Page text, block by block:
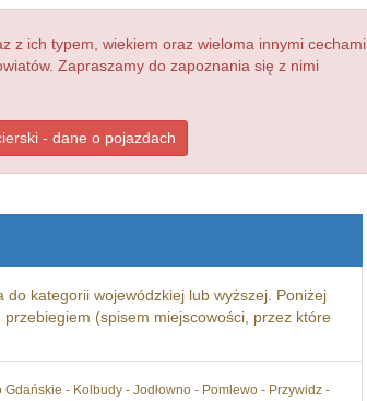
z ich typem, wiekiem oraz wieloma innymi cechami.
Zapraszamy do zapoznania się z nimi
- dane o pojazdach
do kategorii wojewódzkiej lub wyższej. Poniżej
(spisem miejscowości, przez które
- Kolbudy - Jodłowno - Pomlewo - Przywidz -